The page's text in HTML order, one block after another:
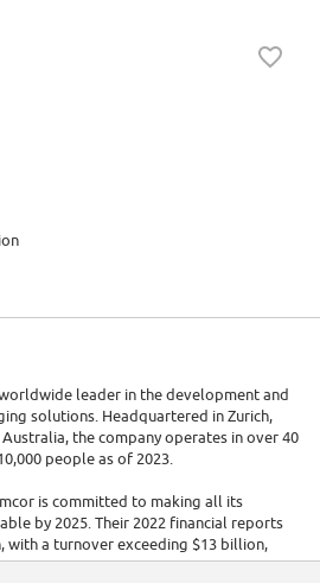
leader in the development and
solutions. Headquartered in Zurich,
the company operates in over 40
people as of 2023.
is committed to making all its
by 2025. Their 2022 financial reports
with a turnover exceeding $13 billion,
to innovation and customer service.